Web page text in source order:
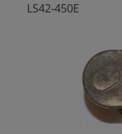
LS42-450E